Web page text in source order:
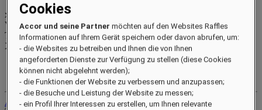
xxxxxxxx
Valid untilxx/xx/xxxx
Treuepunkte
XXXpts
Ihr Treuekonto
Ihre Buchungen
Abmelden
Cookies
Accor und seine Partner möchten auf den Websites Raffles
Informationen auf Ihrem Gerät speichern oder davon abrufen, um:
- die Websites zu betreiben und Ihnen die von Ihnen
angeforderten Dienste zur Verfügung zu stellen (diese Cookies
können nicht abgelehnt werden);
- die Funktionen der Website zu verbessern und anzupassen;
- die Besuche und Leistung der Website zu messen;
- ein Profil Ihrer Interessen zu erstellen, um Ihnen relevante